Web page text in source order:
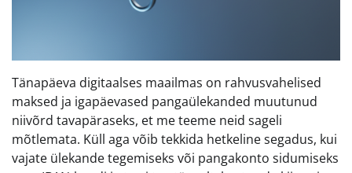
Tänapäeva digitaalses maailmas on rahvusvahelised
maksed ja igapäevased pangaülekanded muutunud
niivõrd tavapäraseks, et me teeme neid sageli
mõtlemata. Küll aga võib tekkida hetkeline segadus, kui
vajate ülekande tegemiseks või pangakonto sidumiseks